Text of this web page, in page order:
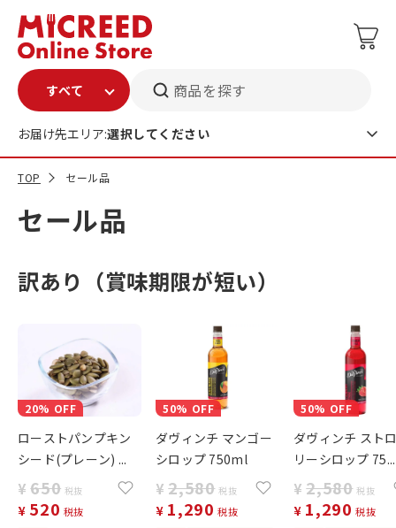
商品を探す
お届け先エリア:選択してください
TOP セール品
セール品
訳あり（賞味期限が短い）
20% OFF
ローストパンプキン
シード(プレーン) ...
¥ 650 税抜
¥ 520 税抜
50% OFF
ダヴィンチ マンゴー
シロップ 750ml
¥ 2,580 税抜
¥ 1,290 税抜
50% OFF
ダヴィンチ スト
リーシロップ 75...
¥ 2,580 税抜
¥ 1,290 税抜